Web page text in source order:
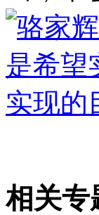
相关专